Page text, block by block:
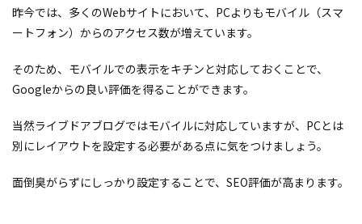
昨今では、多くのWebサイトにおいて、PCよりもモバイル（スマ
ートフォン）からのアクセス数が増えています。
そのため、モバイルでの表示をキチンと対応しておくことで、
Googleからの良い評価を得ることができます。
当然ライブドアブログではモバイルに対応していますが、PCとは
別にレイアウトを設定する必要がある点に気をつけましょう。
面倒臭がらずにしっかり設定することで、SEO評価が高まります。